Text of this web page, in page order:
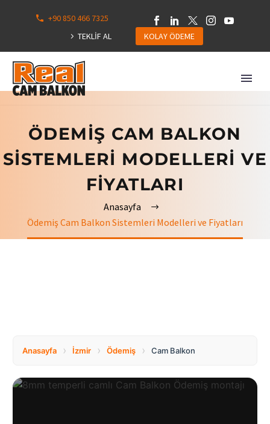
+90 850 466 7325
TEKLİF AL
KOLAY ÖDEME
ÖDEMIŞ CAM BALKON
SISTEMLERI MODELLERI VE
FIYATLARI
Anasayfa
Ödemiş Cam Balkon Sistemleri Modelleri ve Fiyatları
Anasayfa › İzmir › Ödemiş › Cam Balkon